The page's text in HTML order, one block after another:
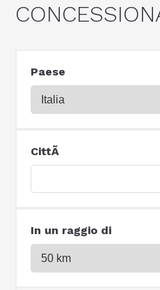
Paese
CittÃ
In un raggio di